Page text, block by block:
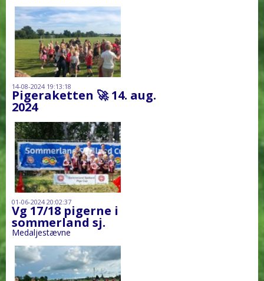
14-08-2024 19:13:18
Pigeraketten 🚀 14. aug.
2024
01-06-2024 20:02:37
Vg 17/18 pigerne i
sommerland sj.
Medaljestævne